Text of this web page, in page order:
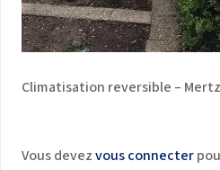
Climatisation reversible –
Vous devezvous connecter